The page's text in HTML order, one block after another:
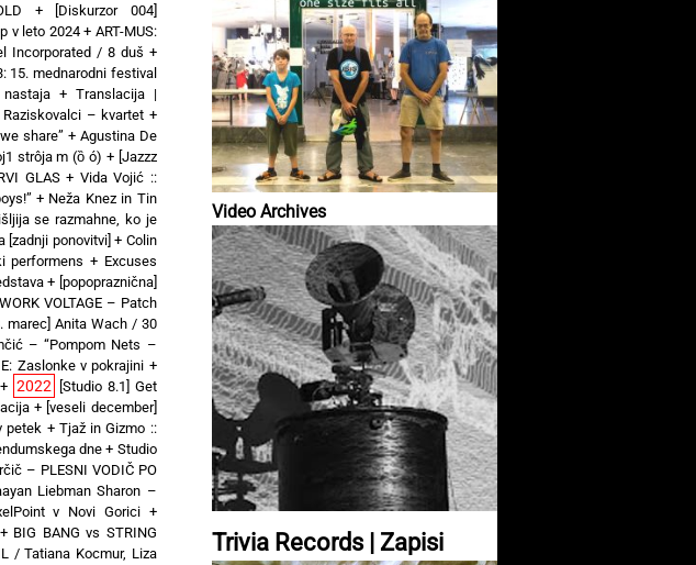
Video Archives
Trivia Records | Zapisi
+
[Diskurzor 004]
v leto 2024+ ART-MUS:
Incorporated / 8 duš +
15. mednarodni festival
+ Translacija |
Raziskovalci – kvartet +
share” + Agustina De
strôja m (ȍ ó) + [Jazzz
GLAS+ Vida Vojić ::
+ Neža Knez in Tin
se razmahne, ko je
[zadnji ponovitvi] + Colin
performens + Excuses
+ [popopraznična]
VOLTAGE – Patch
marec] Anita Wach / 30
– “Pompom Nets –
Zaslonke v pokrajini +
+ 2022
[Studio 8.1] Get
+ [veseli december]
petek + Tjaž in Gizmo ::
dne + Studio
– PLESNI VODIČ PO
Liebman Sharon –
v Novi Gorici+
+ BIG BANG vs STRING
/ Tatiana Kocmur, Liza